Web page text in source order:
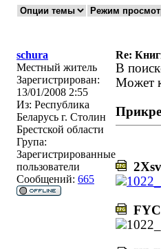
schura
Re:
Местный житель
Зарегистрирован:
13/01/2008 2:55
Из: Республика
Беларусь г. Столин
Брестской области
Група:
Зарегистрированные
пользователи
Сообщений: 665
В
Может